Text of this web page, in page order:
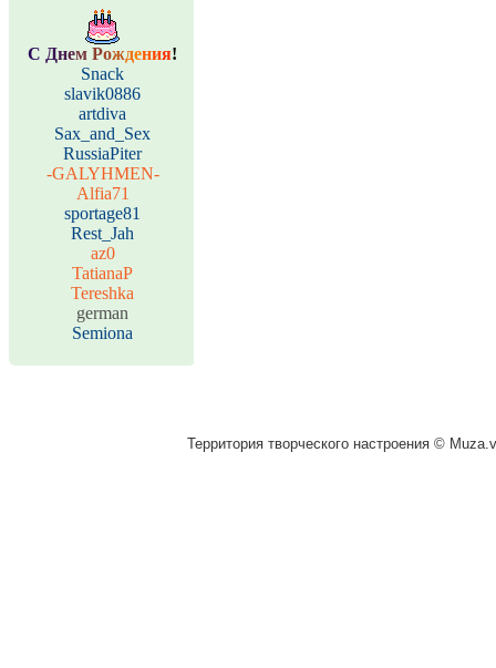
С Днем Рождения!
Snack
slavik0886
artdiva
Sax_and_Sex
RussiaPiter
-GALYHMEN-
Alfia71
sportage81
Rest_Jah
az0
TatianaP
Tereshka
german
Semiona
Территория творческого настроения ©